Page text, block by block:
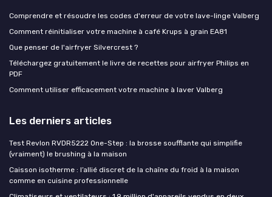
Comprendre et résoudre les codes d'erreur de votre lave-linge Valberg
Comment réinitialiser votre machine à café Krups à grain EA81
Que penser de l'airfryer Silvercrest ?
Téléchargez gratuitement le livre de recettes pour airfryer Philips en
PDF
Comment utiliser efficacement votre machine à laver Valberg
Les derniers articles
Test Revlon RVDR5222 One-Step : la brosse soufflante qui simplifie
(vraiment) le brushing à la maison
Caisson isotherme : l’allié discret de la chaîne du froid à la maison
comme en cuisine professionnelle